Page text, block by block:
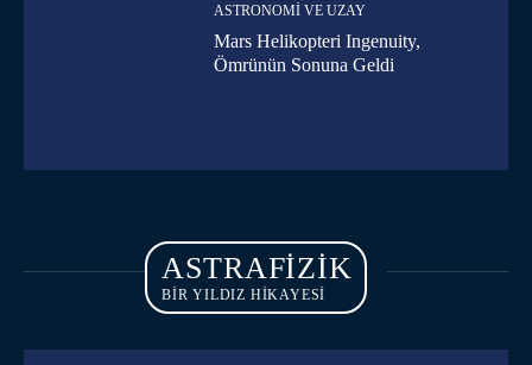
ASTRONOMI VE UZAY
Mars Helikopteri Ingenuity,
Ömrünün Sonuna Geldi
ASTRAFIZIK
BİR YILDIZ HİKAYESİ